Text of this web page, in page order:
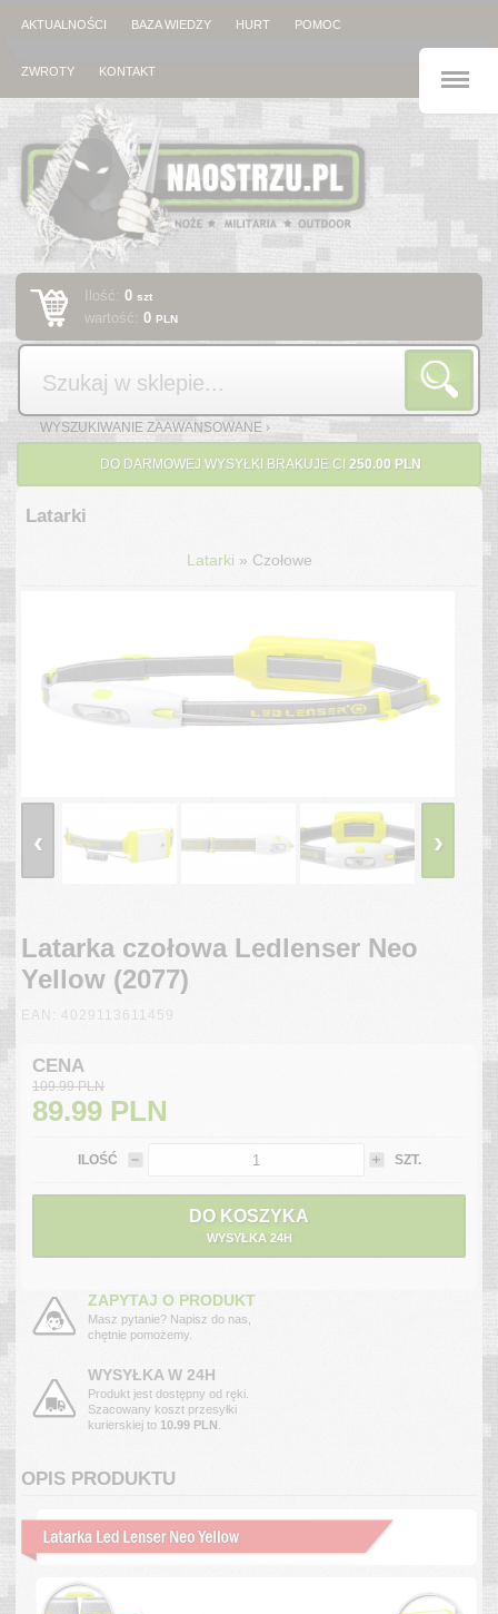
AKTUALNOŚCI BAZA WIEDZY HURT POMOC
ZWROTY KONTAKT
Ilość:0szt
wartość:0PLN
Szukaj
WYSZUKIWANIE ZAAWANSOWANE ›
DO DARMOWEJ WYSYŁKI BRAKUJE CI 250.00 PLN
Latarki
Latarki » Czołowe
›
‹
Latarka czołowa Ledlenser Neo
Yellow (2077)
EAN: 4029113611459
CENA
109.99 PLN
89.99 PLN
ILOŚĆ SZT.
DO KOSZYKA
WYSYŁKA 24H
ZAPYTAJ O PRODUKT
Masz pytanie? Napisz do nas,
chętnie pomożemy.
WYSYŁKA W 24H
Produkt jest dostępny od ręki.
Szacowany koszt przesyłki
kurierskiej to 10.99 PLN
OPIS PRODUKTU